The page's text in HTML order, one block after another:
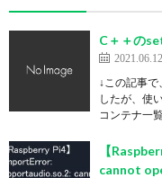
C＋＋の
2021.06.12
↓この記事で
したが、使
コンテナ一
【
cannot